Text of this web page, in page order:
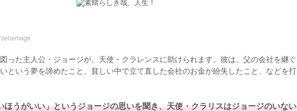
った主人公・ジョージが、天使・クラレンスに助けられます。彼は、父の会社を継ぐ
という夢を諦めたこと、貧しい中で立て直した会社のお金が紛失したこと、などを打
ほうがいい」というジョージの思いを聞き、天使・クラリスはジョージのいない